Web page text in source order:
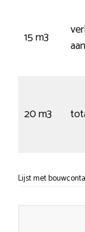
15 m3
20 m3
Lijst met